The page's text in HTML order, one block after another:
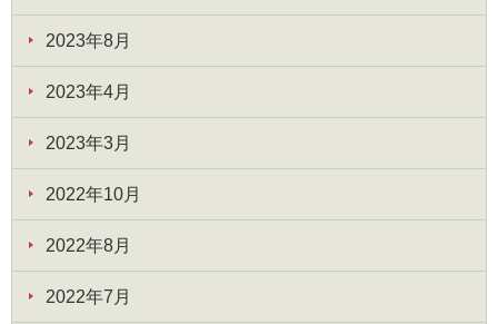
2023年8月
2023年4月
2023年3月
2022年10月
2022年8月
2022年7月